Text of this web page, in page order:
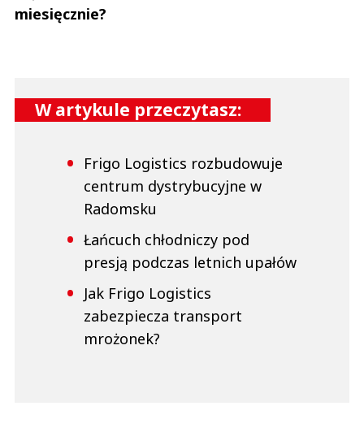
miesięcznie?
W artykule przeczytasz:
Frigo Logistics rozbudowuje
centrum dystrybucyjne w
Radomsku
Łańcuch chłodniczy pod
presją podczas letnich upałów
Jak Frigo Logistics
zabezpiecza transport
mrożonek?